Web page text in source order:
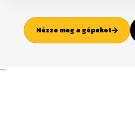
Nézze meg a gépeket
```